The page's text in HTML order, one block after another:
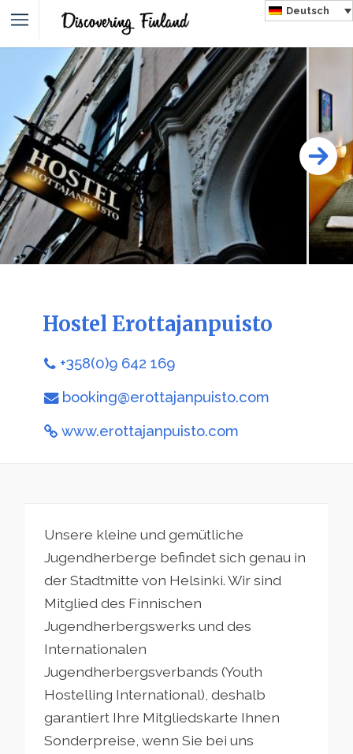
Deutsch
Hostel Erottajanpuisto
+358(0)9 642 169
booking@erottajanpuisto.com
www.erottajanpuisto.com
Unsere kleine und gemütliche
Jugendherberge befindet sich genau in
der Stadtmitte von Helsinki. Wir sind
Mitglied des Finnischen
Jugendherbergswerks und des
Internationalen
Jugendherbergsverbands (Youth
Hostelling International), deshalb
garantiert Ihre Mitgliedskarte Ihnen
Sonderpreise, wenn Sie bei uns